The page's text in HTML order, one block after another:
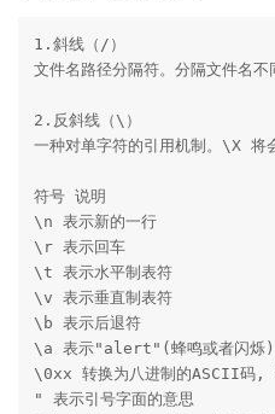
1.斜线（/）
文件名路径分隔符。分隔文件
2.反斜线（\）
一种对单字符的引用机制。\X 将
符号 说明
\n 表示新的一行
\r 表示回车
\t 表示水平制表符
\v 表示垂直制表符
\b 表示后退符
\a 表示"alert"(蜂鸣或者闪烁)
\0xx 转换为八进制的ASCII码,
" 表示引号字面的意思